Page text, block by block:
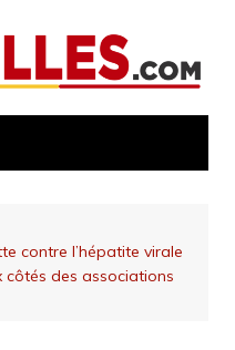
contre l’hépatite virale
côtés des associations